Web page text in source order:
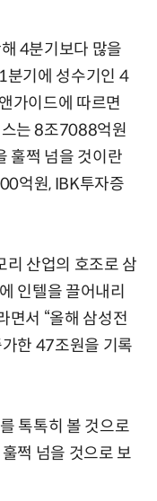
4분기보다 많을
분기에 성수기인 4
가이드에 따르면
는 8조7088억원
훌쩍 넘을 것이란
억원, IBK투자증
리 산업의 호조로 삼
인텔을 끌어내리
면서 “올해 삼성전
한 47조원을 기록
톡톡히 볼 것으로
쩍 넘을 것으로 보